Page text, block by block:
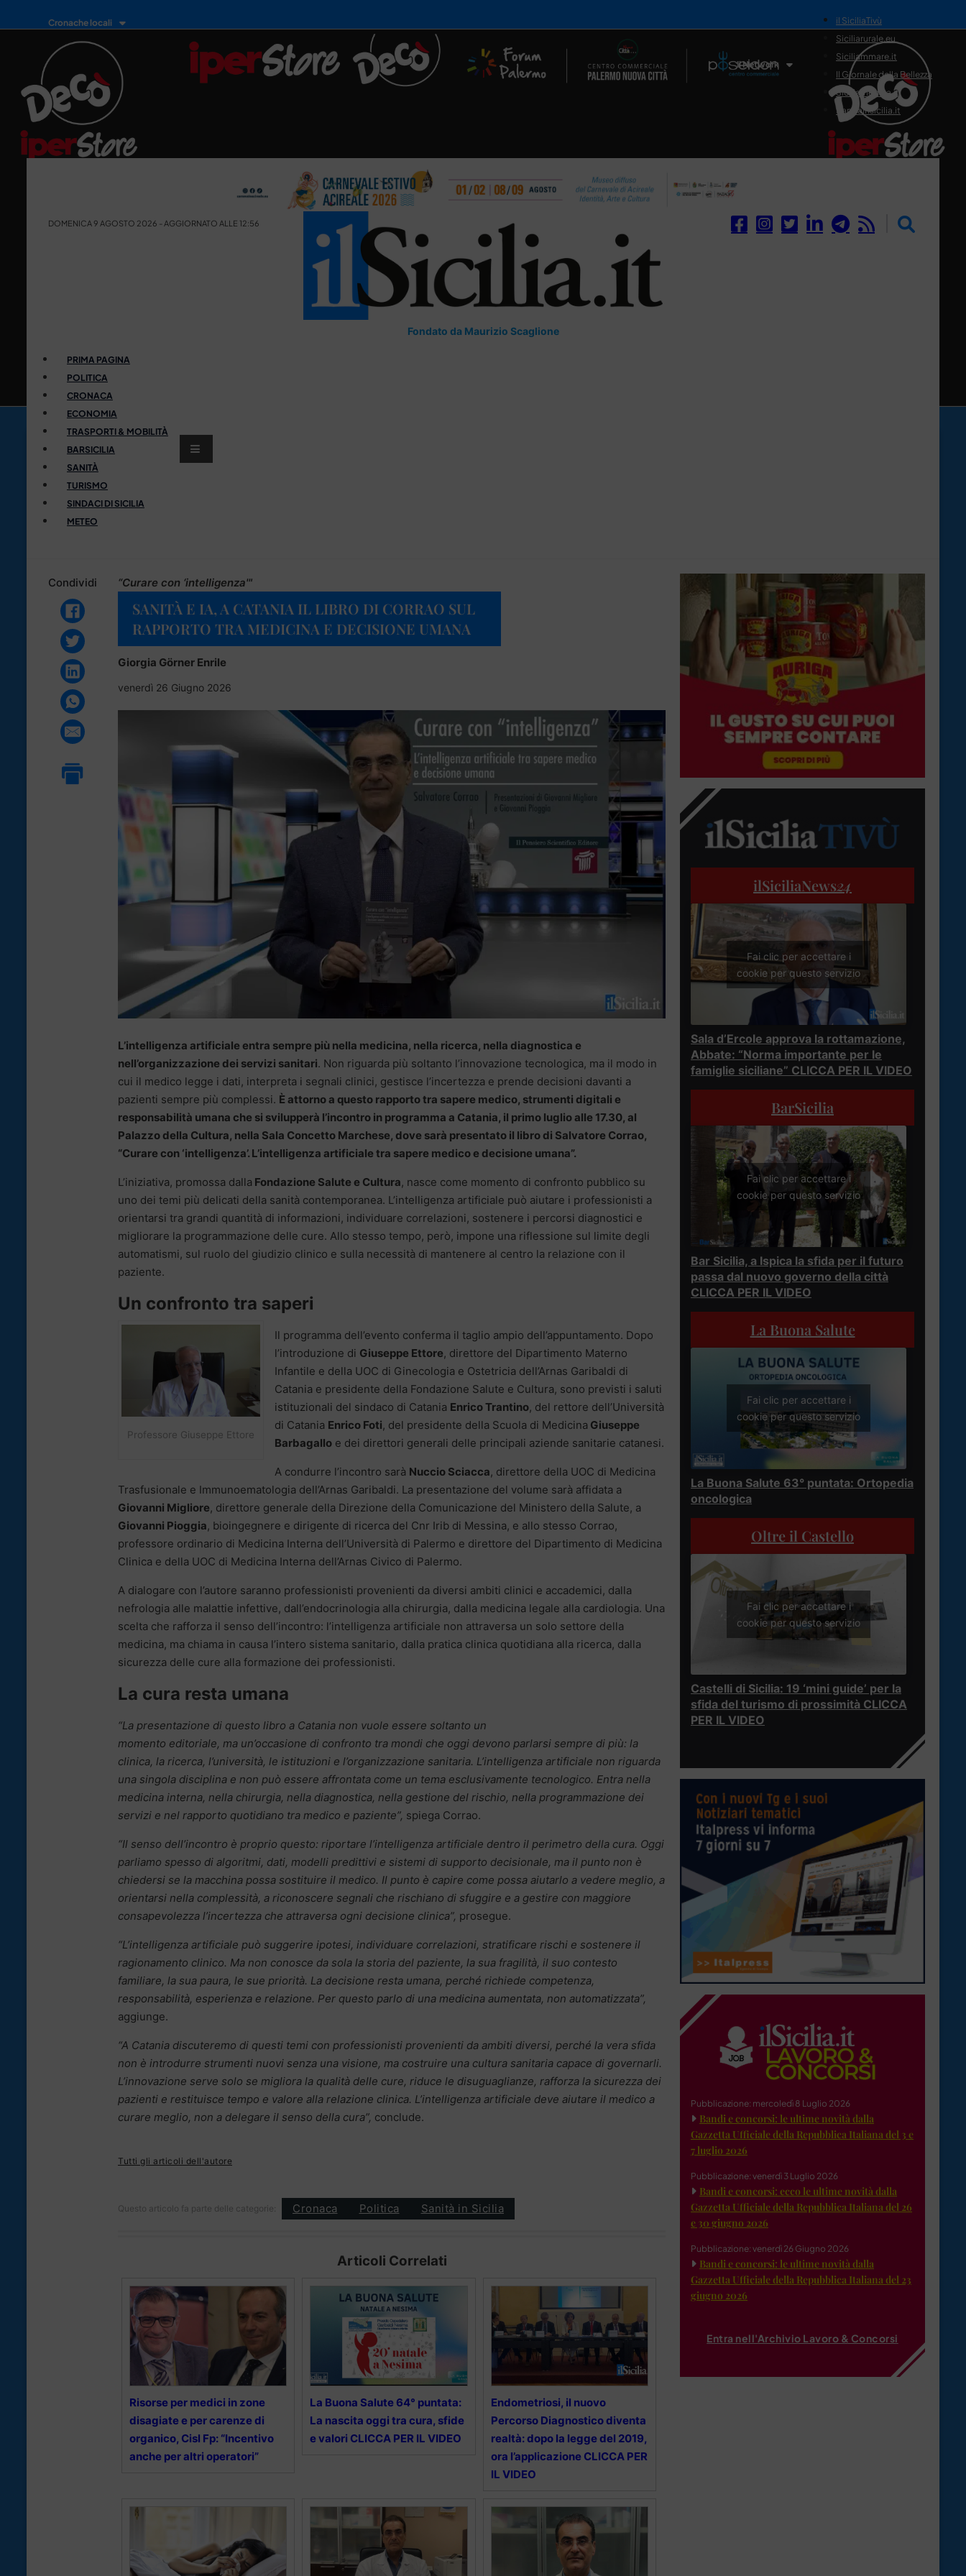
Cronache locali
Il Network
il SiciliaTivù
Siciliarurale.eu
Siciliammare.it
Il Giornale della Bellezza
Siciliamedica.it
Sanitainsicilia.it
DOMENICA 9 AGOSTO 2026 - AGGIORNATO ALLE 12:56
Fondato da Maurizio Scaglione
PRIMA PAGINA
POLITICA
CRONACA
ECONOMIA
TRASPORTI & MOBILITÀ
BARSICILIA
SANITÀ
TURISMO
SINDACI DI SICILIA
METEO
Condividi “Curare con ‘intelligenza'"
SANITÀ E IA, A CATANIA IL LIBRO DI CORRAO SUL
RAPPORTO TRA MEDICINA E DECISIONE UMANA
Giorgia Görner Enrile
venerdì 26 Giugno 2026
L’intelligenza artificiale entra sempre più nella medicina, nella ricerca, nella diagnostica e
nell’organizzazione dei servizi sanitari. Non riguarda più soltanto l’innovazione tecnologica, ma il modo in
cui il medico legge i dati, interpreta i segnali clinici, gestisce l’incertezza e prende decisioni davanti a
pazienti sempre più complessi. È attorno a questo rapporto tra sapere medico, strumenti digitali e
responsabilità umana che si svilupperà l’incontro in programma a Catania, il primo luglio alle 17.30, al
Palazzo della Cultura, nella Sala Concetto Marchese, dove sarà presentato il libro di Salvatore Corrao,
“Curare con ‘intelligenza’. L’intelligenza artificiale tra sapere medico e decisione umana”.
L’iniziativa, promossa dalla Fondazione Salute e Cultura, nasce come momento di confronto pubblico su
uno dei temi più delicati della sanità contemporanea. L’intelligenza artificiale può aiutare i professionisti a
orientarsi tra grandi quantità di informazioni, individuare correlazioni, sostenere i percorsi diagnostici e
migliorare la programmazione delle cure. Allo stesso tempo, però, impone una riflessione sul limite degli
automatismi, sul ruolo del giudizio clinico e sulla necessità di mantenere al centro la relazione con il
paziente.
Un confronto tra saperi
Professore Giuseppe Ettore
Il programma dell’evento conferma il taglio ampio dell’appuntamento. Dopo
l’introduzione di Giuseppe Ettore, direttore del Dipartimento Materno
Infantile e della UOC di Ginecologia e Ostetricia dell’Arnas Garibaldi di
Catania e presidente della Fondazione Salute e Cultura, sono previsti i saluti
istituzionali del sindaco di Catania Enrico Trantino, del rettore dell’Università
di Catania Enrico Foti, del presidente della Scuola di Medicina Giuseppe
Barbagallo e dei direttori generali delle principali aziende sanitarie catanesi.
A condurre l’incontro sarà Nuccio Sciacca, direttore della UOC di Medicina
Trasfusionale e Immunoematologia dell’Arnas Garibaldi. La presentazione del volume sarà affidata a
Giovanni Migliore, direttore generale della Direzione della Comunicazione del Ministero della Salute, a
Giovanni Pioggia, bioingegnere e dirigente di ricerca del Cnr Irib di Messina, e allo stesso Corrao,
professore ordinario di Medicina Interna dell’Università di Palermo e direttore del Dipartimento di Medicina
Clinica e della UOC di Medicina Interna dell’Arnas Civico di Palermo.
A dialogare con l’autore saranno professionisti provenienti da diversi ambiti clinici e accademici, dalla
nefrologia alle malattie infettive, dall’endocrinologia alla chirurgia, dalla medicina legale alla cardiologia. Una
scelta che rafforza il senso dell’incontro: l’intelligenza artificiale non attraversa un solo settore della
medicina, ma chiama in causa l’intero sistema sanitario, dalla pratica clinica quotidiana alla ricerca, dalla
sicurezza delle cure alla formazione dei professionisti.
La cura resta umana
“La presentazione di questo libro a Catania non vuole essere soltanto un
momento editoriale, ma un’occasione di confronto tra mondi che oggi devono parlarsi sempre di più: la
clinica, la ricerca, l’università, le istituzioni e l’organizzazione sanitaria. L’intelligenza artificiale non riguarda
una singola disciplina e non può essere affrontata come un tema esclusivamente tecnologico. Entra nella
medicina interna, nella chirurgia, nella diagnostica, nella gestione del rischio, nella programmazione dei
servizi e nel rapporto quotidiano tra medico e paziente”, spiega Corrao.
“Il senso dell’incontro è proprio questo: riportare l’intelligenza artificiale dentro il perimetro della cura. Oggi
parliamo spesso di algoritmi, dati, modelli predittivi e sistemi di supporto decisionale, ma il punto non è
chiedersi se la macchina possa sostituire il medico. Il punto è capire come possa aiutarlo a vedere meglio, a
orientarsi nella complessità, a riconoscere segnali che rischiano di sfuggire e a gestire con maggiore
consapevolezza l’incertezza che attraversa ogni decisione clinica”, prosegue.
“L’intelligenza artificiale può suggerire ipotesi, individuare correlazioni, stratificare rischi e sostenere il
ragionamento clinico. Ma non conosce da sola la storia del paziente, la sua fragilità, il suo contesto
familiare, la sua paura, le sue priorità. La decisione resta umana, perché richiede competenza,
responsabilità, esperienza e relazione. Per questo parlo di una medicina aumentata, non automatizzata”,
aggiunge.
“A Catania discuteremo di questi temi con professionisti provenienti da ambiti diversi, perché la vera sfida
non è introdurre strumenti nuovi senza una visione, ma costruire una cultura sanitaria capace di governarli.
L’innovazione serve solo se migliora la qualità delle cure, riduce le disuguaglianze, rafforza la sicurezza dei
pazienti e restituisce tempo e valore alla relazione clinica. L’intelligenza artificiale deve aiutare il medico a
curare meglio, non a delegare il senso della cura”, conclude.
Tutti gli articoli dell'autore
Questo articolo fa parte delle categorie: Cronaca Politica Sanità in Sicilia
Articoli Correlati
Risorse per medici in zone
disagiate e per carenze di
organico, Cisl Fp: “Incentivo
anche per altri operatori”
La Buona Salute 64° puntata:
La nascita oggi tra cura, sfide
e valori CLICCA PER IL VIDEO
Endometriosi, il nuovo
Percorso Diagnostico diventa
realtà: dopo la legge del 2019,
ora l’applicazione CLICCA PER
IL VIDEO
ilSiciliaNews24
Fai clic per accettare i
cookie per questo servizio
Sala d’Ercole approva la rottamazione,
Abbate: “Norma importante per le
famiglie siciliane” CLICCA PER IL VIDEO
BarSicilia
Fai clic per accettare i
cookie per questo servizio
Bar Sicilia, a Ispica la sfida per il futuro
passa dal nuovo governo della città
CLICCA PER IL VIDEO
La Buona Salute
Fai clic per accettare i
cookie per questo servizio
La Buona Salute 63° puntata: Ortopedia
oncologica
Oltre il Castello
Fai clic per accettare i
cookie per questo servizio
Castelli di Sicilia: 19 ‘mini guide’ per la
sfida del turismo di prossimità CLICCA
PER IL VIDEO
Pubblicazione: mercoledì 8 Luglio 2026
Bandi e concorsi: le ultime novità dalla
Gazzetta Ufficiale della Repubblica Italiana del 3 e
7 luglio 2026
Pubblicazione: venerdì 3 Luglio 2026
Bandi e concorsi: ecco le ultime novità dalla
Gazzetta Ufficiale della Repubblica Italiana del 26
e 30 giugno 2026
Pubblicazione: venerdì 26 Giugno 2026
Bandi e concorsi: le ultime novità dalla
Gazzetta Ufficiale della Repubblica Italiana del 23
giugno 2026
Entra nell'Archivio Lavoro & Concorsi